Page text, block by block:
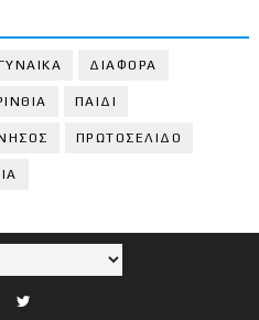
ΔΙΑΦΟΡΑ
ΠΑΙΔΙ
ΠΡΩΤΟΣΕΛΙΔΟ